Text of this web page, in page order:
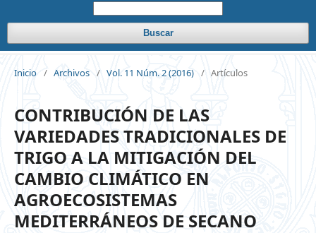
Buscar
Inicio / Archivos / Vol. 11 Núm. 2 (2016) / Artículos
CONTRIBUCIÓN DE LAS
VARIEDADES TRADICIONALES DE
TRIGO A LA MITIGACIÓN DEL
CAMBIO CLIMÁTICO EN
AGROECOSISTEMAS
MEDITERRÁNEOS DE SECANO